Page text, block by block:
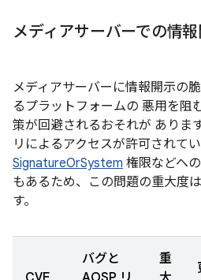
メディアサーバーでの情
メディアサーバーに情報開示の
るプラットフォームの 悪用を阻
策が回避されるおそれが ありま
リによるアクセスが許可されて
SignatureOrSystem 権限などへ
もあるため、この問題の重大度
す。
バグと
重